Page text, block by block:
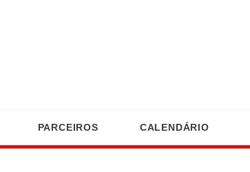
PARCEIROS CALENDÁRIO